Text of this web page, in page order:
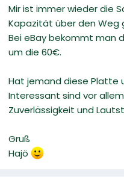
Mir ist immer wieder die
Kapazität über den Weg
Bei eBay bekommt man
um die 60€.
Hat jemand diese Platte
Interessant sind vor
Zuverlässigkeit und
Gruß
Hajö